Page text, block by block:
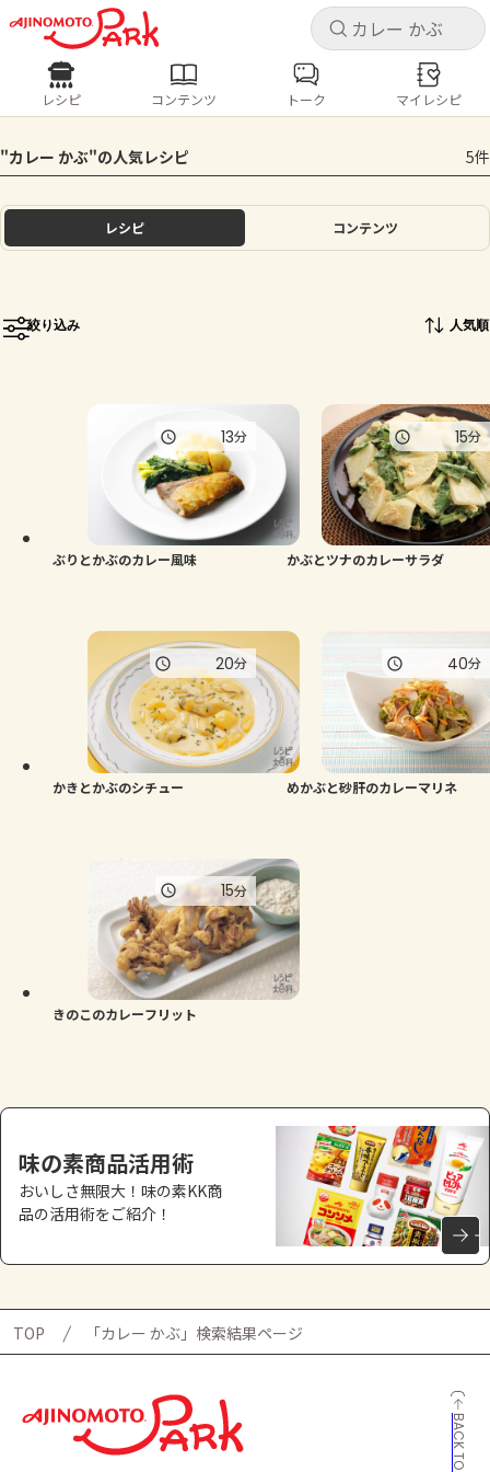
キャ
ログインするとレシピを保存できます
ログイン
ホーム
トーク
よくあるお問い合わせ
お買い物
キャ
レシピ コンテンツ
人気の食材・レシピ
きゅうり なす トマト とうもろこし
ピーマン
レシピ コンテンツ トーク マイレシピ
"カレー かぶ"の人気レシピ 5件
レシピ コンテンツ
絞り込み 人気順
ぶりとかぶのカレー風味
13分
かぶとツナのカレーサラダ
15分
かきとかぶのシチュー
20分
めかぶと砂肝のカレーマリネ
40分
きのこのカレーフリット
15分
味の素商品活用術
おいしさ無限大！味の素KK商
品の活用術をご紹介！
TOP 「カレー かぶ」検索結果ページ
BACK TO TOP